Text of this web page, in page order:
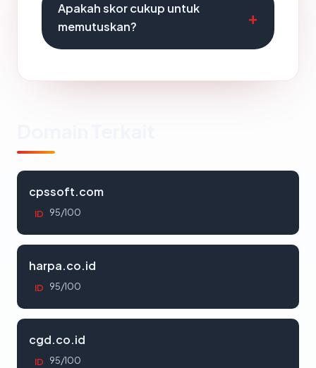
Apakah skor cukup untuk
memutuskan?
cpssoft.com
ID 95/100
harpa.co.id
ID 95/100
cgd.co.id
ID 95/100